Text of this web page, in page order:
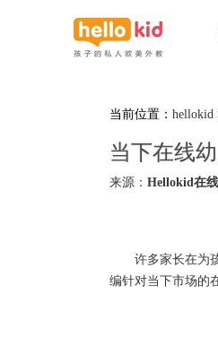
当前位置： hellokid
当下在线
来源： Hellokid在
许多家长在为
编针对当下市场的